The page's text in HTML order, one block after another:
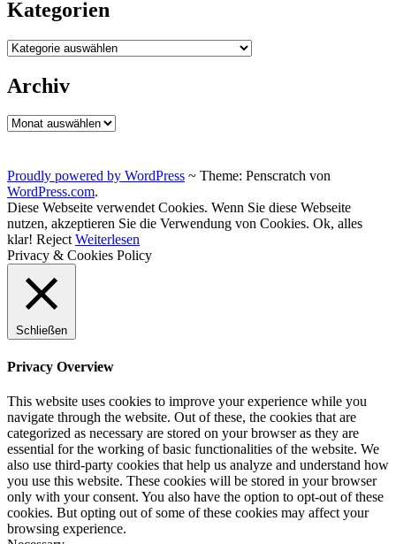
Kategorien
Kategorien
Archiv
Archiv
Proudly powered by WordPress ~ Theme: Penscratch von
WordPress.com.
Diese Webseite verwendet Cookies. Wenn Sie diese Webseite
nutzen, akzeptieren Sie die Verwendung von Cookies. Ok, alles
klar! Reject Weiterlesen
Privacy & Cookies Policy
Schließen
Privacy Overview
This website uses cookies to improve your experience while you
navigate through the website. Out of these, the cookies that are
categorized as necessary are stored on your browser as they are
essential for the working of basic functionalities of the website. We
also use third-party cookies that help us analyze and understand how
you use this website. These cookies will be stored in your browser
only with your consent. You also have the option to opt-out of these
cookies. But opting out of some of these cookies may affect your
browsing experience.